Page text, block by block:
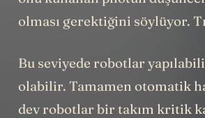
olması gerektiğini söylüyor.
Bu seviyede robotlar
olabilir. Tamamen otomatik
dev robotlar bir takım kritik